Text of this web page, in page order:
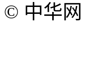
© 中华网